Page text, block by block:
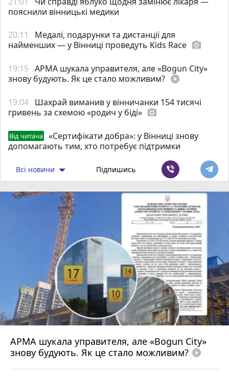
пояснили вінницькі медики
20:11
Медалі, подарунки та дистанції для
найменших — у Вінниці проведуть Kids Race photo_camera
19:15 АРМА шукала управителя, але «Bogun City»
знову будують. Як це стало можливим? play_circle_filled
19:04 Шахрай виманив у вінничанки 154 тисячі
гривень за схемою «родич у біді» photo_camera
Від читача
«Сертифікати добра»: у Вінниці знову
допомагають тим, хто потребує підтримки
Всі новини Підпишись
АРМА шукала управителя, але «Bogun City»
знову будують. Як це стало можливим? play_circle_filled